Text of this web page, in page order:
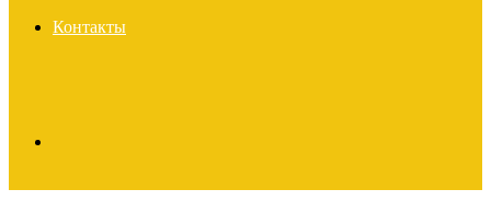
Контакты